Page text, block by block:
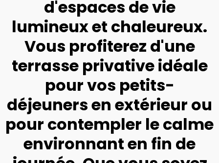
d'espaces de vie
lumineux et chaleureux.
Vous profiterez d'une
terrasse privative idéale
pour vos petits-
déjeuners en extérieur ou
pour contempler le calme
environnant en fin de